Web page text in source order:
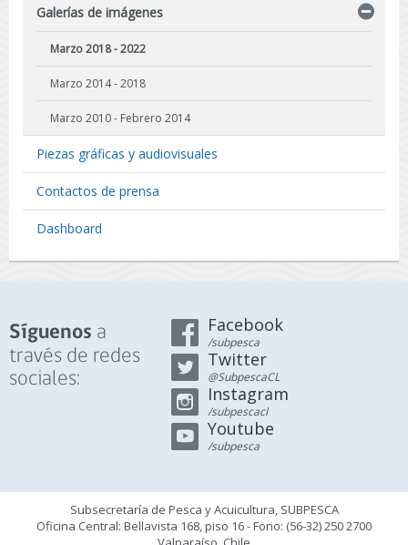
Galerías de imágenes
Marzo 2018 - 2022
Marzo 2014 - 2018
Marzo 2010 - Febrero 2014
Piezas gráficas y audiovisuales
Contactos de prensa
Dashboard
Síguenos a
través de redes
sociales:
Facebook
/subpesca
Twitter
@SubpescaCL
Instagram
/subpescacl
Youtube
/subpesca
Subsecretaría de Pesca y Acuicultura, SUBPESCA
Oficina Central: Bellavista 168, piso 16 - Fono: (56-32) 250 2700